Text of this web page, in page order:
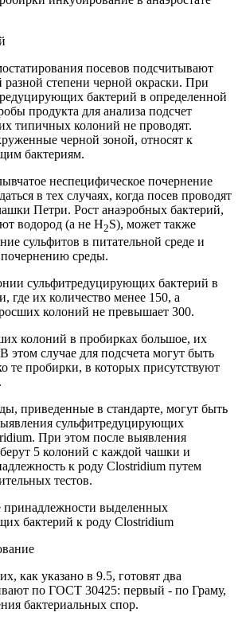
посевов подсчитывают
разной степени черной окраски. При
бактерий в определенной
продукта для анализа подсчет
типичных колоний не проводят.
черной зоной, относят к
бактериям.
неспецифическое почернение
в тех случаях, когда посев проводят
Петри. Рост анаэробных бактерий,
водород (а не H2S), может также
сульфитов в питательной среде и
среды.
сульфитредуцирующих бактерий в
где их количество менее 150, а
колоний не превышает 300.
колоний в пробирках большое, их
этом случае для подсчета могут быть
те пробирки, в которых присутствуют
приведенные в стандарте, могут быть
сульфитредуцирующих
При этом после выявления
5 колоний с каждой чашки и
к роду Clostridium путем
тестов.
принадлежности выделенных
бактерий к роду Clostridium
как указано в 9.5, готовят два
по ГОСТ 30425: первый - по Граму,
бактериальных спор.